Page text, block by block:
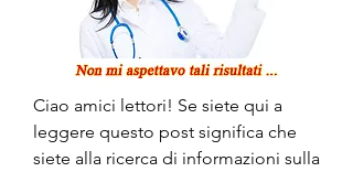
Ciao amici lettori! Se siete qui a
leggere questo post significa che
siete alla ricerca di informazioni sulla